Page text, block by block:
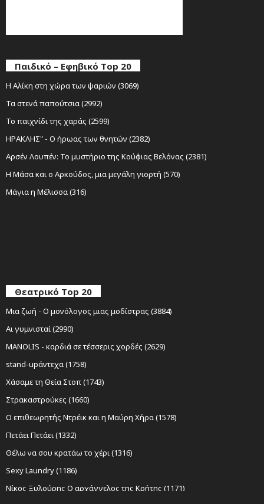
Παιδικό – Εφηβικό Top 20
Η Αλίκη στη χώρα των ψαριών (3069)
Τα στενά παπούτσια (2992)
Το παιχνίδι της χαράς (2599)
ΗΡΑΚΛΗΣ" - Ο ήρωας των θνητών (2382)
Αρσέν Λουπέν: Το μυστήριο της Κούφιας Βελόνας (2381)
Η Μάσα και ο Αρκούδος, μια μεγάλη γιορτή (570)
Μάγια η Μέλισσα (316)
Θεατρικό Top 20
Μια ζωή - Ο μονόλογος μιας μοδίστρας (3884)
Αι γυμνισταί (2990)
MANOLIS - καρδιά σε τέσσερις χορδές (2629)
stand-upάντεχα (1758)
Χάσαμε τη Θεία Στοπ (1743)
Στρακαστρούκες (1660)
Ο επιθεωρητής Ντρέικ και η Μαύρη Χήρα (1578)
Πετάει Πετάει (1332)
Θέλω να σου κρατάω το χέρι (1316)
Sexy Laundry (1186)
Νίκος Ξυλούρης Ο αρχάγγελος της Κρήτης (1171)